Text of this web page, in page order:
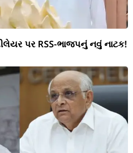
પર RSS-ભાજપનું નવું નાટક!